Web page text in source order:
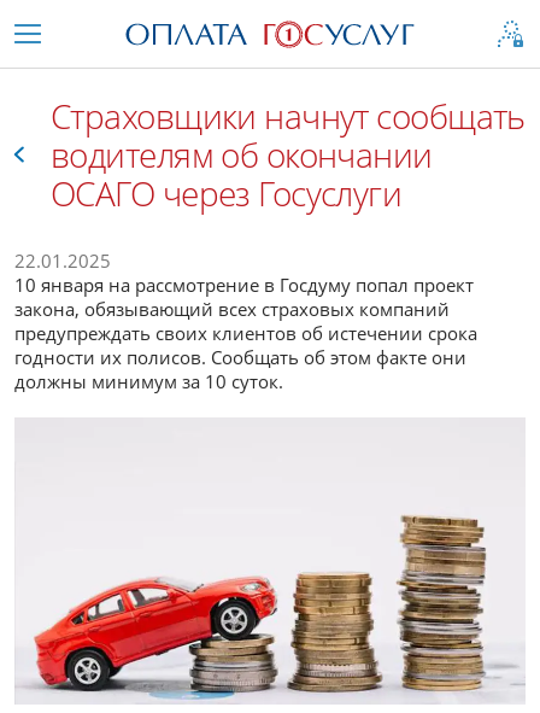
Страховщики начнут сообщать
водителям об окончании
ОСАГО через Госуслуги
22.01.2025
10 января на рассмотрение в Госдуму попал проект
закона, обязывающий всех страховых компаний
предупреждать своих клиентов об истечении срока
годности их полисов. Сообщать об этом факте они
должны минимум за 10 суток.